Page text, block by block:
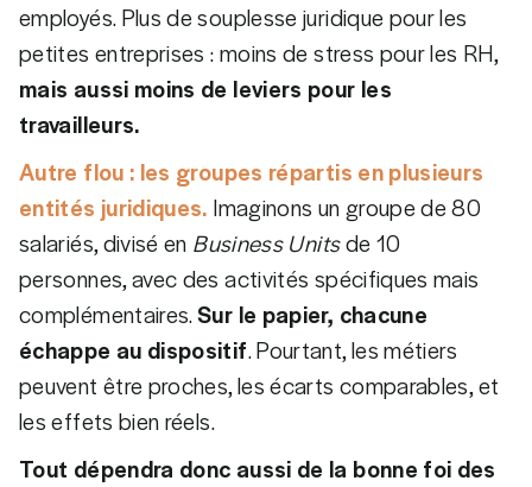
employés. Plus de souplesse juridique pour les
petites entreprises : moins de stress pour les RH,
mais aussi moins de leviers pour les
travailleurs.
Autre flou : les groupes répartis en plusieurs
entités juridiques. Imaginons un groupe de 80
salariés, divisé en Business Unitsde 10
personnes, avec des activités spécifiques mais
complémentaires.Sur le papier, chacune
échappe au dispositif. Pourtant, les métiers
peuvent être proches, les écarts comparables, et
les effets bien réels.
Tout dépendra donc aussi de la bonne foi des